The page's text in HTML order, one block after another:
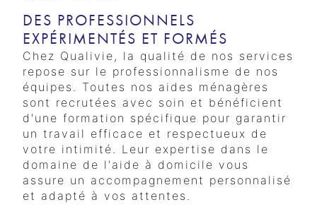
DES PROFESSIONNELS
EXPÉRIMENTÉS ET FORMÉS
Chez Qualivie, la qualité de nos services
repose sur le professionnalisme de nos
équipes. Toutes nos aides ménagères
sont recrutées avec soin et bénéficient
d'une formation spécifique pour garantir
un travail efficace et respectueux de
votre intimité. Leur expertise dans le
domaine de l'aide à domicile vous
assure un accompagnement personnalisé
et adapté à vos attentes.